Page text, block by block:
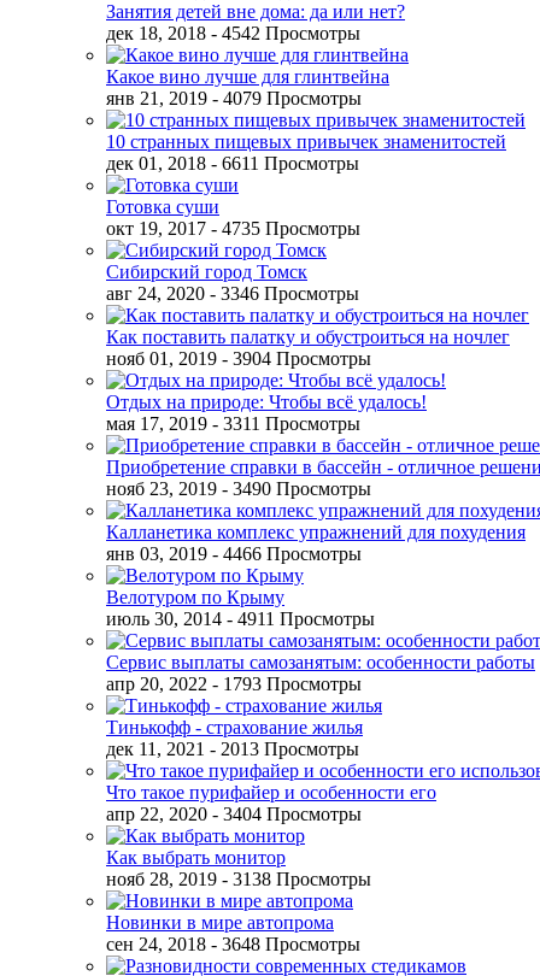
Занятия детей вне дома: да или нет?
дек 18, 2018 - 4542 Просмотры
Какое вино лучше для глинтвейна
янв 21, 2019 - 4079 Просмотры
10 странных пищевых привычек знаменитостей
дек 01, 2018 - 6611 Просмотры
Готовка суши
окт 19, 2017 - 4735 Просмотры
Сибирский город Томск
авг 24, 2020 - 3346 Просмотры
Как поставить палатку и обустроиться на ночлег
нояб 01, 2019 - 3904 Просмотры
Отдых на природе: Чтобы всё удалось!
мая 17, 2019 - 3311 Просмотры
Приобретение справки в бассейн - отличное
нояб 23, 2019 - 3490 Просмотры
Калланетика комплекс упражнений для похудения
янв 03, 2019 - 4466 Просмотры
Велотуром по Крыму
июль 30, 2014 - 4911 Просмотры
Сервис выплаты самозанятым: особенности работы
апр 20, 2022 - 1793 Просмотры
Тинькофф - страхование жилья
дек 11, 2021 - 2013 Просмотры
Что такое пурифайер и особенности его
апр 22, 2020 - 3404 Просмотры
Как выбрать монитор
нояб 28, 2019 - 3138 Просмотры
Новинки в мире автопрома
сен 24, 2018 - 3648 Просмотры